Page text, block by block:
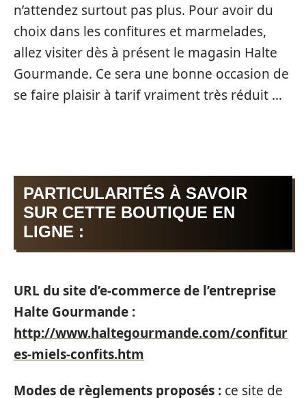
n’attendez surtout pas plus. Pour avoir du
choix dans les confitures et marmelades,
allez visiter dès à présent le magasin Halte
Gourmande. Ce sera une bonne occasion de
se faire plaisir à tarif vraiment très réduit …
PARTICULARITÉS À SAVOIR
SUR CETTE BOUTIQUE EN
LIGNE :
URL du site d’e-commerce de l’entreprise
Halte Gourmande :
http://www.haltegourmande.com/confitur
es-miels-confits.htm
Modes de règlements proposés : ce site de